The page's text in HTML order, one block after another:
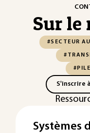
Sur le
#SECTEUR
S'inscrire
Systèmes